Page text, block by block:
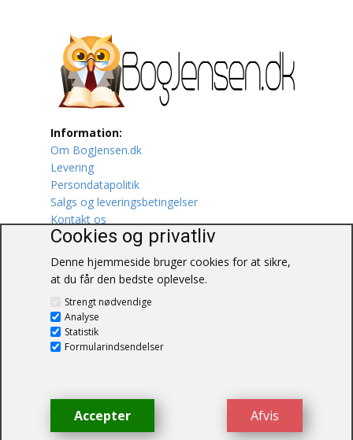
Litteraturhistorie
Lokalhistorie / Topografi
Lystfiskeri
Mad
Musik
Mytologi / Sagn / Sagaer
Naturen
Oldtidskundskab
Information:
Om BogJensen.dk
Levering
Persondatapolitik
Salgs og leveringsbetingelser
Kontakt os
Blåkærvej 25
6052 Viuf
Tlf.:60703190
© BogJensen.dk – Alle rettigheder
forbeholdes.
Cookies og privatliv
Denne hjemmeside bruger cookies for at sikre,
at du får den bedste oplevelse.
Strengt nødvendige
Analyse
Statistik
Formularindsendelser
Afvis
Accepter